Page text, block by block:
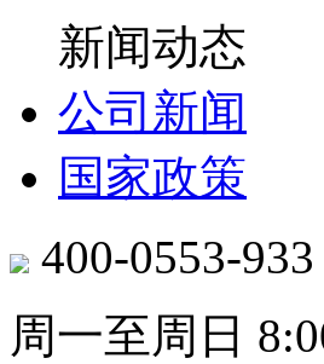
新闻动态
公司新闻
国家政策
400-0553-933
周一至周日